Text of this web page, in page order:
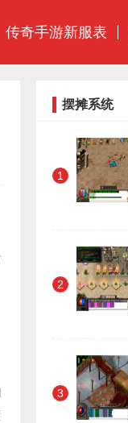
传奇手游新服表
摆摊系统
1
2
3